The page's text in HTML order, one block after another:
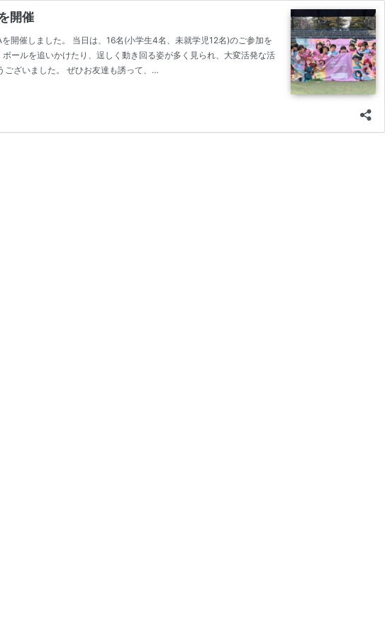
開催
開催しました。 当日は、16名(小学生4名、未就学児12名)のご参加を
ールを追いかけたり、逞しく動き回る姿が多く見られ、大変活発な活
ございました。 ぜひお友達も誘って、…